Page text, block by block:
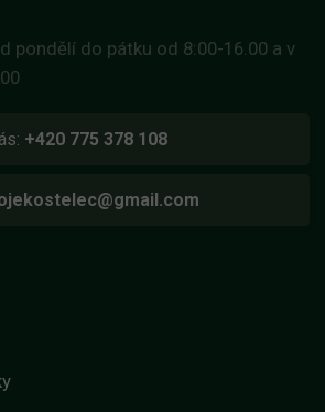
pondělí do pátku od 8:00-16.00 a v
+420 775 378 108